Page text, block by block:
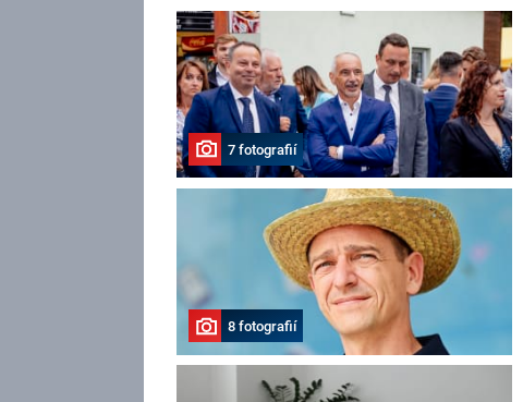
7 fotografií
8 fotografií